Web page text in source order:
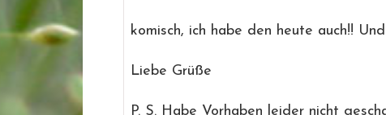
komisch, ich habe den heute auch!!
Liebe Grüße
P. S. Habe Vorhaben leider nicht